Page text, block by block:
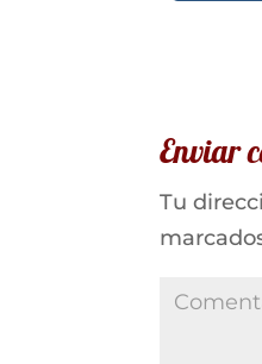
Enviar
Tu